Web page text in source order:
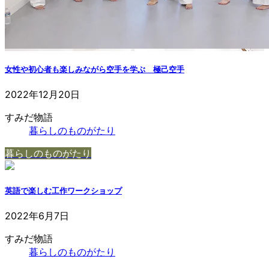
女性や初心者も楽しみながら空手を学ぶ 極己空手
2022年12月20日
すみだ物語
暮らしのものがたり
暮らしのものがたり
英語で楽しむ工作ワークショップ
2022年6月7日
すみだ物語
暮らしのものがたり